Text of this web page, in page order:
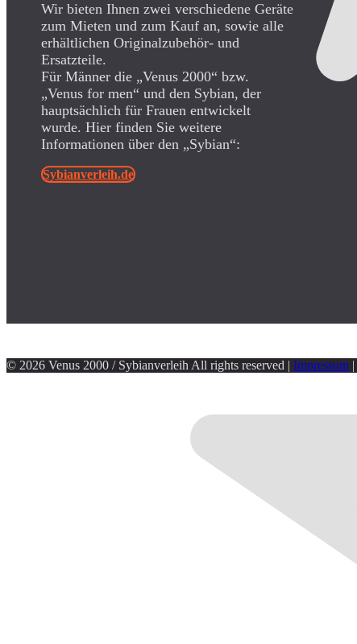
Wir bieten Ihnen zwei verschiedene Geräte
zum Mieten und zum Kauf an, sowie alle
erhältlichen Originalzubehör- und
Ersatzteile.
Für Männer die „Venus 2000“ bzw.
„Venus for men“ und den Sybian, der
hauptsächlich für Frauen entwickelt
wurde. Hier finden Sie weitere
Informationen über den „Sybian“:
Sybianverleih.de
© 2026 Venus 2000 / Sybianverleih All rights reserved | Impressum |